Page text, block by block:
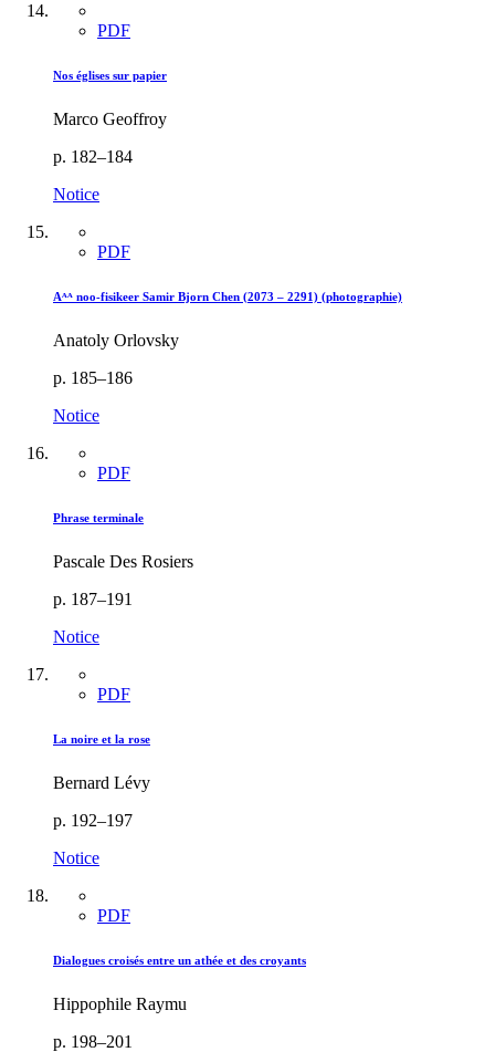
PDF
Nos églises sur papier
Marco Geoffroy
p. 182–184
Notice
PDF
Aᴬᴬ noo-fisikeer Samir Bjorn Chen (2073 – 2291) (photographie)
Anatoly Orlovsky
p. 185–186
Notice
PDF
Phrase terminale
Pascale Des Rosiers
p. 187–191
Notice
PDF
La noire et la rose
Bernard Lévy
p. 192–197
Notice
PDF
Dialogues croisés entre un athée et des croyants
Hippophile Raymu
p. 198–201